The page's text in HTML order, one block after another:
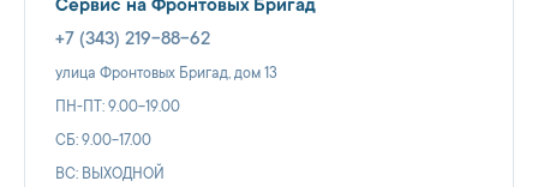
Сервис на Фронтовых Бригад
+7 (343) 219-88-62
улица Фронтовых Бригад, дом 13
ПН-ПТ: 9.00-19.00
СБ: 9.00-17.00
ВС: ВЫХОДНОЙ